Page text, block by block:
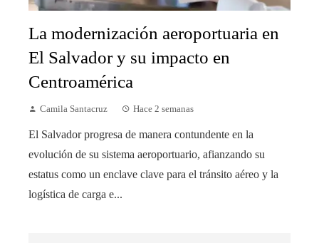
La modernización aeroportuaria en
El Salvador y su impacto en
Centroamérica
Camila Santacruz Hace 2 semanas
El Salvador progresa de manera contundente en la
evolución de su sistema aeroportuario, afianzando su
estatus como un enclave clave para el tránsito aéreo y la
logística de carga e...